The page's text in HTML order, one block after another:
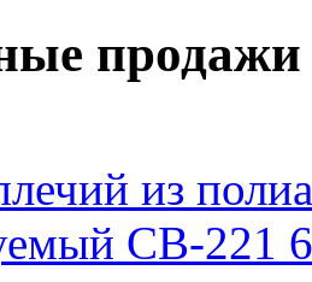
продажи
из
СВ-221